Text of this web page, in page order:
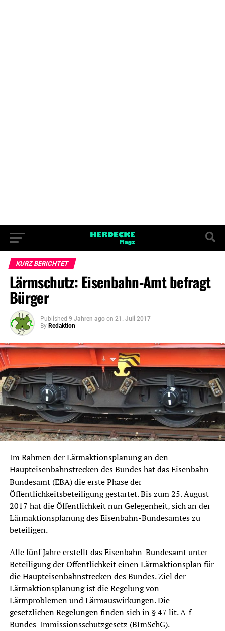
KURZ BERICHTET
Lärmschutz: Eisenbahn-Amt befragt
Bürger
Published 9 Jahren ago on 21. Juli 2017
By Redaktion
Im Rahmen der Lärmaktionsplanung an den
Haupteisenbahnstrecken des Bundes hat das Eisenbahn-
Bundesamt (EBA) die erste Phase der
Öffentlichkeitsbeteiligung gestartet. Bis zum 25. August
2017 hat die Öffentlichkeit nun Gelegenheit, sich an der
Lärmaktionsplanung des Eisenbahn-Bundesamtes zu
beteiligen.
Alle fünf Jahre erstellt das Eisenbahn-Bundesamt unter
Beteiligung der Öffentlichkeit einen Lärmaktionsplan für
die Haupteisenbahnstrecken des Bundes. Ziel der
Lärmaktionsplanung ist die Regelung von
Lärmproblemen und Lärmauswirkungen. Die
gesetzlichen Regelungen finden sich in § 47 lit. A-f
Bundes-Immissionsschutzgesetz (BImSchG).